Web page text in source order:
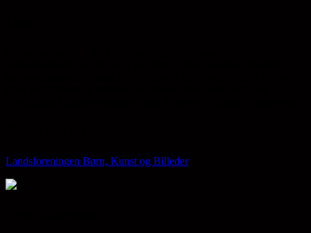
Landsforeningen Børn, Kunst og Billeder